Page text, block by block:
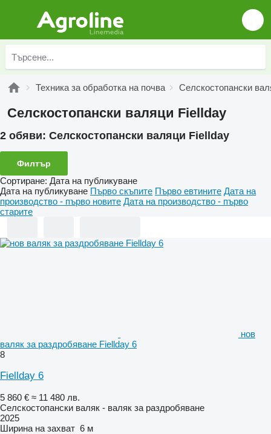
Техника за обработка на почва Селскостопански
Селскостопански валяци Fiellday
2 обяви: Селскостопански валяци Fiellday
Филтър
Сортиране: Дата на публикуване
Дата на публикуване Първо скъпите Първо евтините Дата на
производство - първо новите Дата на производство - първо
старите
нов
валяк за раздробяване Fiellday 6
8
Fiellday 6
5 860 € ≈ 11 480 лв.
Селскостопански валяк - валяк за раздробяване
2025
Ширина на захват 6 м